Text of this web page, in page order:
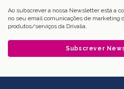
Ao subscrever a nossa Newsletter está a
no seu email comunicações de marketing
produtos/serviços da Drivalia.
Subscrever